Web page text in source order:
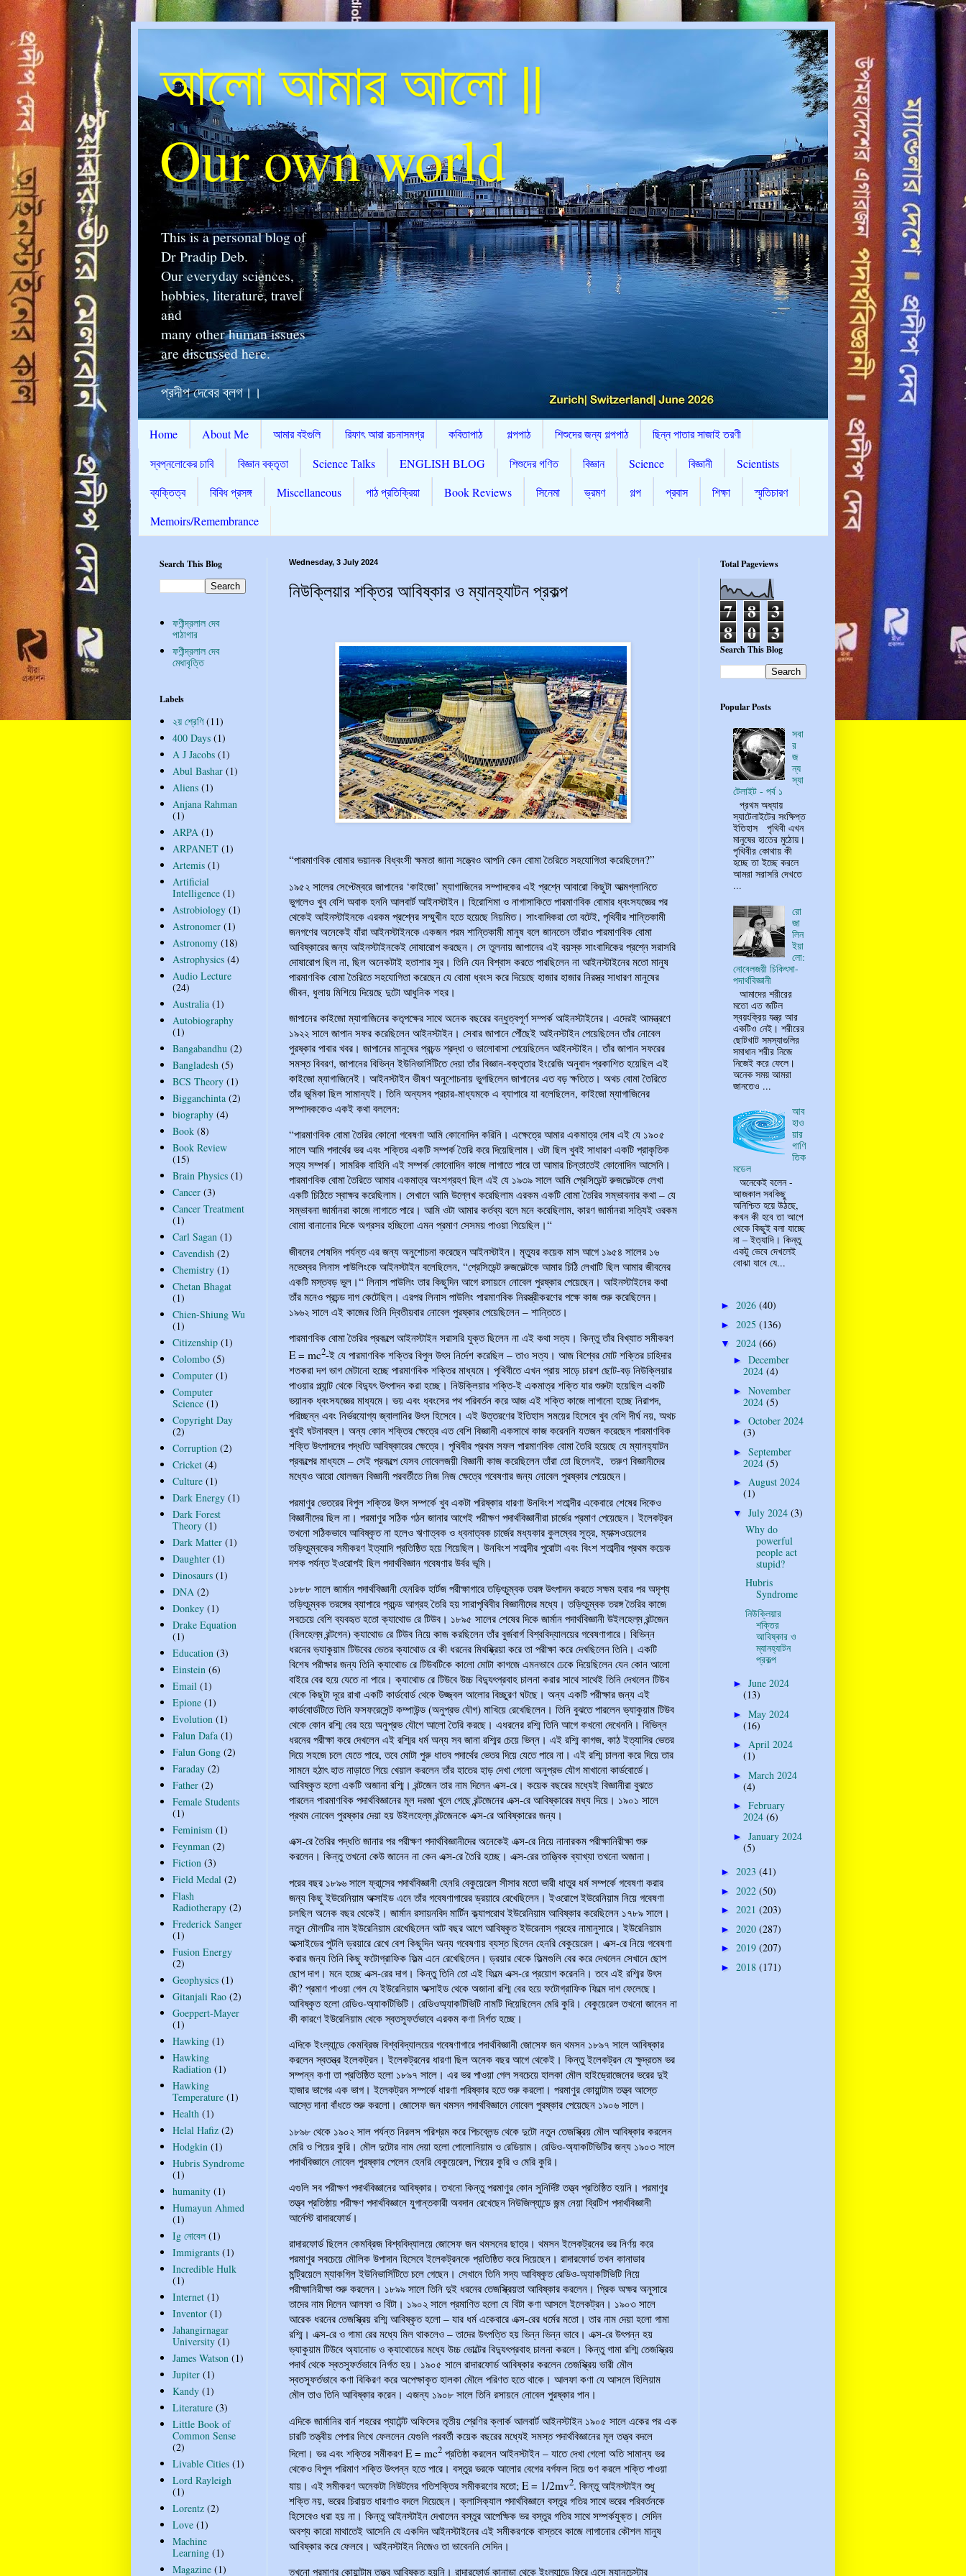
আলো আমার আলো ||
Our own world
This is a personal blog of
Dr Pradip Deb.
Our everyday sciences,
hobbies, literature, travel
and
many other human issues
are discussed here.
প্রদীপ দেবের ব্লগ।।
Home About Me আমার বইগুলি রিফাৎ আরা রচনাসমগ্র কবিতাপাঠ গল্পপাঠ শিশুদের জন্য গল্পপাঠ
ছিন্ন পাতার সাজাই তরণী
স্বপ্নলোকের চাবি
বিজ্ঞান বক্তৃতা Science Talks ENGLISH BLOG শিশুদের গণিত বিজ্ঞান Science বিজ্ঞানী
Scientists
ব্যক্তিত্ব
বিবিধ প্রসঙ্গ Miscellaneous পাঠ প্রতিক্রিয়া Book Reviews সিনেমা ভ্রমণ গল্প প্রবাস শিক্ষা
স্মৃতিচারণ
Memoirs/Remembrance
Wednesday, 3 July 2024
নিউক্লিয়ার শক্তির আবিষ্কার ও ম্যানহ্যাটন প্রকল্প
“পারমাণবিক বোমার ভয়ানক বিধ্বংসী ক্ষমতা জানা সত্ত্বেও আপনি কেন বোমা তৈরিতে সহযোগিতা করেছিলেন?”
১৯৫২ সালের সেপ্টেম্বরে জাপানের ‘কাইজো’ ম্যাগাজিনের সম্পাদকের এই প্রশ্নে আবারো কিছুটা আত্মগ্লানিতে
ভুগলেও খুব বেশি অবাক হননি আলবার্ট আইনস্টাইন। হিরোশিমা ও নাগাসাকিতে পারমাণবিক বোমার ধ্বংসযজ্ঞের পর
থেকেই আইনস্টাইনকে এরকম প্রশ্নের সম্মুখীন হতে হয়েছে নিয়মিত। সাংবাদিকরা তো বটেই, পৃথিবীর শান্তিকামী
জনগণের অনেকেই যাঁরা আইনস্টাইনকে একজন পরম শান্তিকামী মানুষ বলে জানতেন তাঁরাও পারমাণবিক বোমা
আবিষ্কারের জন্য আইনস্টাইনকেই দোষারোপ করছেন। সে তুলনায় জাপানের এই বয়স্ক সাংবাদিকের প্রশ্নে সরাসরি
দোষারোপ ছিল না, ছিল অনেকটাই হতাশার সুর। তিনি যেন বিশ্বাস করতে পারছিলেন না আইনস্টাইনের মতো মানুষ
পারমাণবিক বোমা তৈরিতে সহযোগিতা করেছেন যে বোমা ধ্বংস করে দিয়েছে হাজার হাজার নিরস্ত্র সাধারণ মানুষের
জীবন, ধুলায় মিশিয়ে দিয়েছে দুটো আধুনিক শহর।
জাপানের কাইজো ম্যাগাজিনের কতৃপক্ষের সাথে অনেক বছরের বন্ধুত্বপূর্ণ সম্পর্ক আইনস্টাইনের। এদেরই আমন্ত্রণে
১৯২২ সালে জাপান সফর করেছিলেন আইনস্টাইন। সেবার জাপানে পৌঁছেই আইনস্টাইন পেয়েছিলেন তাঁর নোবেল
পুরষ্কার পাবার খবর। জাপানের মানুষের প্রচন্ড শ্রদ্ধা ও ভালোবাসা পেয়েছিলেন আইনস্টাইন। তাঁর জাপান সফরের
সমস্ত বিবরণ, জাপানের বিভিন্ন ইউনিভার্সিটিতে দেয়া তাঁর বিজ্ঞান-বক্তৃতার ইংরেজি অনুবাদ প্রকাশিত হয়েছিল এই
কাইজো ম্যাগাজিনেই। আইনস্টাইন ভীষণ অনুশোচনায় ভুগছিলেন জাপানের এত বড় ক্ষতিতে। অথচ বোমা তৈরিতে
তাঁর ভূমিকা ছিল সামান্যই। তিনি অন্যসব প্রচার-মাধ্যমকে এ ব্যাপারে যা বলেছিলেন, কাইজো ম্যাগাজিনের
সম্পাদককেও একই কথা বললেন:
“পারমাণবিক বোমা তৈরির কোনো গবেষণা আমি কোনোদিন করিনি। এক্ষেত্রে আমার একমাত্র দোষ এই যে ১৯০৫
সালে আমি পদার্থের ভর এবং শক্তির একটি সম্পর্ক তৈরি করে দিয়েছিলাম। ওটা ছিল খুবই সাধারণ একটি প্রাকৃতিক
সত্য সম্পর্ক। সামরিক বাহিনি এই সম্পর্ক কোনোদিন কাজে লাগাতে পারে তা আমার চিন্তাতেই কোনোদিন আসেনি।
পারমাণবিক বোমা তৈরিতে আমার একমাত্র অংশগ্রহণ ছিল এই যে ১৯৩৯ সালে আমি প্রেসিডেন্ট রুজভেল্টকে লেখা
একটি চিঠিতে স্বাক্ষর করেছিলাম। সেখানে আমি উল্লেখ করেছিলাম এরকম একটি বোমা তৈরির সম্ভাবনার কথা – যে
সম্ভাবনা জার্মানরা কাজে লাগাতে পারে। আমি ওটা আমার কর্তব্য বলে মনে করেছিলাম, কারণ জার্মানরা সত্যিই ওরকম
বোমা বানানোর দিকে অগ্রসর হচ্ছিলো এমন প্রমাণ সেসময় পাওয়া গিয়েছিল।“
জীবনের শেষদিন পর্যন্ত এর জন্য অনুশোচনা করেছেন আইনস্টাইন। মৃত্যুর কয়েক মাস আগে ১৯৫৪ সালের ১৬
নভেম্বর লিনাস পাউলিংকে আইনস্টাইন বলেছিলেন, “প্রেসিডেন্ট রুজভেল্টকে আমার চিঠি লেখাটি ছিল আমার জীবনের
একটি মস্তবড় ভুল।“ লিনাস পাউলিং তার কিছুদিন আগে রসায়নে নোবেল পুরষ্কার পেয়েছেন। আইনস্টাইনের কথা
তাঁর মনেও প্রচন্ড দাগ কেটেছিল। এরপর লিনাস পাউলিং পারমাণবিক নিরস্ত্রীকরণের পক্ষে কাজ শুরু করেছিলেন।
১৯৬২ সালে এই কাজের তিনি দ্বিতীয়বার নোবেল পুরষ্কার পেয়েছিলেন – শান্তিতে।
পারমাণবিক বোমা তৈরির প্রকল্পে আইনস্টাইন সরাসরি যুক্ত ছিলেন না এই কথা সত্য। কিন্তু তাঁর বিখ্যাত সমীকরণ
E = mc2-ই যে পারমাণবিক শক্তির বিপুল উৎস নির্দেশ করেছিল – তাও সত্য। আজ বিশ্বের মোট শক্তির চাহিদার
শতকরা দশ ভাগ মেটানো হচ্ছে পারমাণবিক শক্তির মাধ্যমে। পৃথিবীতে এখন প্রায় সাড়ে চারশ ছোট-বড় নিউক্লিয়ার
পাওয়ার প্ল্যান্ট থেকে বিদ্যুৎ উৎপাদন করা হচ্ছে। নিউক্লিয়ার শক্তি-ই একমাত্র শক্তি যার শুরুটা হয়েছিল একটি
ভয়ানক ধ্বংসযজ্ঞের মাধ্যমে। ভয় এবং ধ্বংসের পথ পরিবর্তন করে আজ এই শক্তি কাজে লাগানো হচ্ছে নিরাপদ,
পরিচ্ছন্ন এবং নির্ভরযোগ্য জ্বালানির উৎস হিসেবে। এই উত্তরণের ইতিহাস সময়ের হিসেবে খুব বেশি দীর্ঘ নয়, অথচ
খুবই ঘটনাবহুল। অন্য কোন শক্তির ক্ষেত্রে এত বেশি বিজ্ঞানী একসাথে কাজ করেননি যতজন করেছেন পারমাণবিক
শক্তি উৎপাদনের পদ্ধতি আবিষ্কারের ক্ষেত্রে। পৃথিবীর প্রথম সফল পারমাণবিক বোমা তৈরি হয়েছে যে ম্যানহ্যাটন
প্রকল্পের মাধ্যমে – সেই প্রকল্পে যেসব নোবেলজয়ী বিজ্ঞানী কাজ করেছিলেন তাঁরা তো ছিলেনই, তরুণ বিজ্ঞানীদের
মধ্যেও আরো ষোলজন বিজ্ঞানী পরবর্তীতে নিজ নিজ ক্ষেত্রে গবেষণার জন্য নোবেল পুরষ্কার পেয়েছেন।
পরমাণুর ভেতরের বিপুল শক্তির উৎস সম্পর্কে খুব একটা পরিষ্কার ধারণা উনবিংশ শতাব্দীর একেবারে শেষের দিকেও
বিজ্ঞানীদের ছিল না। পরমাণুর সঠিক গঠন জানার আগেই পরীক্ষণ পদার্থবিজ্ঞানীরা চার্জের প্রমাণ পেয়েছেন। ইলেকট্রন
তখনো সঠিকভাবে আবিষ্কৃত না হলেও ঋণাত্বক ও ধ্বনাত্বক চার্জের মধ্যকার কুলম্বের সূত্র, ম্যাক্সওয়েলের
তড়িৎচুম্বকের সমীকরণ ইত্যাদি প্রতিষ্ঠিত হয়ে গিয়েছিল। উনবিংশ শতাব্দীর পুরোটা এবং বিংশ শতাব্দীর প্রথম কয়েক
দশক পর্যন্ত ইওরোপই ছিল পদার্থবিজ্ঞান গবেষণার উর্বর ভূমি।
১৮৮৮ সালে জার্মান পদার্থবিজ্ঞানী হেনরিক হার্টজ পরীক্ষাগারে তড়িৎচুম্বক তরঙ্গ উৎপাদন করতে সক্ষম হবার পর অদৃশ্য
তড়িৎচুম্বক তরঙ্গের ব্যাপারে প্রচন্ড আগ্রহ তৈরি হয় সারাপৃথিবীর বিজ্ঞানীদের মধ্যে। তড়িৎচুম্বক তরঙ্গ তৈরির কাজে
সবচেয়ে বেশি ব্যবহৃত হতো ক্যাথোড রে টিউব। ১৮৯৫ সালের শেষের দিকে জার্মান পদার্থবিজ্ঞানী উইলহেল্‌ম রন্টজেন
(বিলহেল্‌ম রন্টগেন) ক্যাথোড রে টিউব নিয়ে কাজ করছিলেন তাঁর বুর্জবার্গ বিশ্ববিদ্যালয়ের গবেষণাগারে। বিভিন্ন
ধরনের ভ্যাকুয়াম টিউবের ভেতর ক্যাথোড রে কী ধরনের মিথষ্ক্রিয়া করে তা পরীক্ষা করে দেখছিলেন তিনি। একটি
বিশেষ পরীক্ষার জন্য তিনি ক্যাথোড রে টিউবটিকে কালো মোটা কাগজে এমনভাবে ঢেকে দিয়েছিলেন যেন কোন আলো
বাইরে বের হয়ে যেতে না পারে। ক্যাথোড রে টিউবে উচ্চ বিদ্যুৎপ্রবাহ চালনা করার সাথে সাথেই তিনি দেখলেন টিউব
থেকে কিছুটা দূরে রাখা একটি কার্ডবোর্ড থেকে উজ্জ্বল আলোর বিচ্ছুরণ ঘটছে। অন্য একটি পরীক্ষার জন্য এই
কার্ডবোর্ডটিতে তিনি ফসফরেসেন্ট কম্পাউন্ড (অনুপ্রভ যৌগ) মাখিয়ে রেখেছিলেন। তিনি বুঝতে পারলেন ভ্যাকুয়াম টিউব
থেকে কোন রশ্মি বের হয়ে অনুপ্রভ যৌগে আলো তৈরি করছে। এধরনের রশ্মি তিনি আগে কখনো দেখেননি। বিভিন্ন
ধরনের পরীক্ষা করে দেখলেন এই রশ্মির ধর্ম অন্য সব জানা রশ্মির চেয়ে ভিন্ন। এই রশ্মি কাগজ, কাঠ ইত্যাদির ভেতর
দিয়ে সহজে চলে যেতে পারে, তবে মোটা পুরু ধাতব পদার্থের ভেতর দিয়ে যেতে পারে না। এই রশ্মি চালনা করে দিয়ে তার
সামনে হঠাৎ হাত নাড়াতে গিয়ে খেয়াল করলেন তাঁর হাতের হাড় দেখা গেলো অনুপ্রভ যৌগ মাখানো কার্ডবোর্ডে।
আবিষ্কৃত হলো একটি অজানা রশ্মি। রন্টজেন তার নাম দিলেন এক্স-রে। কয়েক বছরের মধ্যেই বিজ্ঞানীরা বুঝতে
পারলেন পারমাণবিক পদার্থবিজ্ঞানের মূল দরজা খুলে গেছে রন্টজেনের এক্স-রে আবিষ্কারের মধ্য দিয়ে। ১৯০১ সালে
প্রথম নোবেল পুরষ্কার দেয়া হয় উইলহেল্‌ম রন্টজেনকে এক্স-রে আবিষ্কারের জন্য।
এক্স-রে তৈরির পদ্ধতি জানার পর পরীক্ষণ পদার্থবিজ্ঞানীদের অনেকেই এক্স-রে নিয়ে নানারকম পরীক্ষানিরীক্ষা শুরু
করলেন। কিন্তু তখনো কেউ জানেন না কেন এক্স-রে তৈরি হচ্ছে। এক্স-রের তাত্ত্বিক ব্যাখ্যা তখনো অজানা।
পরের বছর ১৮৯৬ সালে ফ্রান্সের পদার্থবিজ্ঞানী হেনরি বেকুয়েরেল সীসার মতো ভারী ধাতুর ধর্ম সম্পর্কে গবেষণা করার
জন্য কিছু ইউরেনিয়াম অক্সাইড এনে তাঁর গবেষণাগারের ড্রয়ারে রেখেছিলেন। ইওরোপে ইউরেনিয়াম নিয়ে গবেষণা
চলছিল অনেক বছর থেকেই। জার্মান রসায়নবিদ মার্টিন ক্ল্যাপরোথ ইউরেনিয়াম আবিষ্কার করেছিলেন ১৭৮৯ সালে।
নতুন মৌলটির নাম ইউরেনিয়াম রেখেছিলেন আট বছর আগে আবিষ্কৃত ইউরেনাস গ্রহের নামানুসারে। ইউরেনিয়াম
অক্সাইডের পুটলি ড্রয়ারে রেখে বেশ কিছুদিন অন্য গবেষণায় ব্যস্ত ছিলেন হেনরি বেকুয়েরেল। এক্স-রে নিয়ে গবেষণা
করার জন্য তিনি কিছু ফটোগ্রাফিক ফিল্ম এনে রেখেছিলেন। ড্রয়ার থেকে ফিল্মগুলি বের করে দেখলেন সেখানে ছোপ
ছোপ দাগ। মনে হচ্ছে এক্স-রের দাগ। কিন্তু তিনি তো এই ফিল্মে এক্স-রে প্রয়োগ করেননি। তবে এই রশ্মির উৎস
কী? প্রমাণ পাওয়া গেল যে ইউরেনিয়াম অক্সাইড থেকে অজানা রশ্মি বের হয়ে ফটোগ্রাফিক ফিল্মে দাগ ফেলেছে।
আবিষ্কৃত হলো রেডিও-অ্যাকটিভিটি। রেডিওঅ্যাকটিভিটি নামটি দিয়েছিলেন মেরি কুরি। বেকুয়েরেল তখনো জানেন না
কী কারণে ইউরেনিয়াম থেকে স্বতস্ফূর্তভাবে এরকম কণা নির্গত হচ্ছে।
এদিকে ইংল্যান্ডে কেমব্রিজ বিশ্ববিদ্যালয়ের গবেষণাগারে পদার্থবিজ্ঞানী জোসেফ জন থমসন ১৮৯৭ সালে আবিষ্কার
করলেন স্বতন্ত্র ইলেকট্রন। ইলেকট্রনের ধারণা ছিল অনেক বছর আগে থেকেই। কিন্তু ইলেকট্রন যে ক্ষুদ্রতম ভর
সম্পন্ন কণা তা প্রতিষ্ঠিত হলো ১৮৯৭ সালে। এর ভর পাওয়া গেল সবচেয়ে হালকা মৌল হাইড্রোজেনের ভরের দুই
হাজার ভাগের এক ভাগ। ইলেকট্রন সম্পর্কে ধারণা পরিষ্কার হতে শুরু করলো। পরমাণুর কোয়ান্টাম তত্ত্ব আস্তে
আস্তে দানা বাঁধতে শুরু করলো। জোসেফ জন থমসন পদার্থবিজ্ঞানে নোবেল পুরষ্কার পেয়েছেন ১৯০৬ সালে।
১৮৯৮ থেকে ১৯০২ সাল পর্যন্ত নিরলস পরিশ্রম করে পিচব্লেন্ড থেকে দুটো নতুন তেজস্ক্রিয় মৌল আবিষ্কার করলেন
মেরি ও পিয়ের কুরি। মৌল দুটোর নাম দেয়া হলো পোলোনিয়াম ও রেডিয়াম। রেডিও-অ্যাকটিভিটির জন্য ১৯০৩ সালে
পদার্থবিজ্ঞানে নোবেল পুরষ্কার পেলেন হেনরি বেকুয়েরেল, পিয়ের কুরি ও মেরি কুরি।
এগুলি সব পরীক্ষণ পদার্থবিজ্ঞানের আবিষ্কার। তখনো কিন্তু পরমাণুর কোন সুনির্দিষ্ট তত্ত্ব প্রতিষ্ঠিত হয়নি। পরমাণুর
তত্ত্ব প্রতিষ্ঠায় পরীক্ষণ পদার্থবিজ্ঞানে যুগান্তকারী অবদান রেখেছেন নিউজিল্যান্ডে জন্ম নেয়া ব্রিটিশ পদার্থবিজ্ঞানী
আর্নেস্ট রাদারফোর্ড।
রাদারফোর্ড ছিলেন কেমব্রিজ বিশ্ববিদ্যালয়ে জোসেফ জন থমসনের ছাত্র। থমসন ইলেকট্রনের ভর নির্ণয় করে
পরমাণুর সবচেয়ে মৌলিক উপাদান হিসেবে ইলেকট্রনকে প্রতিষ্ঠিত করে দিয়েছেন। রাদারফোর্ড তখন কানাডার
মন্ট্রিয়েলে ম্যাকগিল ইউনিভার্সিটিতে চলে গেছেন। সেখানে তিনি সদ্য আবিষ্কৃত রেডিও-অ্যাকটিভিটি নিয়ে
পরীক্ষানিরীক্ষা শুরু করলেন। ১৮৯৯ সালে তিনি দুই ধরনের তেজস্ক্রিয়তা আবিষ্কার করলেন। গ্রিক অক্ষর অনুসারে
তাদের নাম দিলেন আলফা ও বিটা। ১৯০২ সালে প্রমাণিত হলো যে বিটা কণা আসলে ইলেকট্রন। ১৯০৩ সালে
আরেক ধরনের তেজস্ক্রিয় রশ্মি আবিষ্কৃত হলো – যার ধর্ম একেবারে এক্স-রের ধর্মের মতো। তার নাম দেয়া হলো গামা
রশ্মি। এক্স-রে ও গামা রের মধ্যে মিল থাকলেও – তাদের উৎপত্তি হয় ভিন্ন ভিন্ন ভাবে। এক্স-রে উৎপন্ন হয়
ভ্যাকুয়াম টিউবে অ্যানোড ও ক্যাথোডের মধ্যে উচ্চ ভোল্টের বিদ্যুৎপ্রবাহ চালনা করলে। কিন্তু গামা রশ্মি তেজস্ক্রিয়
পদার্থ থেকে স্বতস্ফূর্তভাবে নির্গত হয়। ১৯০৫ সালে রাদারফোর্ড আবিষ্কার করলেন তেজস্ক্রিয় ভারী মৌল
স্বতস্ফূর্তভাবে কণা বিকিরণ করে অপেক্ষাকৃত হালকা মৌলে পরিণত হতে থাকে। আলফা কণা যে আসলে হিলিয়াম
মৌল তাও তিনি আবিষ্কার করেন। এজন্য ১৯০৮ সালে তিনি রসায়নে নোবেল পুরষ্কার পান।
এদিকে জার্মানির বার্ন শহরের প্যাটেন্ট অফিসের তৃতীয় শ্রেণির ক্লার্ক আলবার্ট আইনস্টাইন ১৯০৫ সালে একের পর এক
চারটি তত্ত্বীয় পেপার লিখে ফেললেন যেগুলি পরবর্তী কয়েক বছরের মধ্যেই সমস্ত পদার্থবিজ্ঞানের মূল তত্ত্ব বদলে
দিলো। ভর এবং শক্তির সমীকরণ E = mc2 প্রতিষ্ঠা করলেন আইনস্টাইন – যাতে দেখা গেলো অতি সামান্য ভর
থেকেও বিপুল পরিমাণ শক্তি উৎপন্ন হতে পারে। বস্তুর ভরকে আলোর বেগের বর্গফল দিয়ে গুণ করলে শক্তি পাওয়া
যায়। এই সমীকরণ অনেকটা নিউটনের গতিশক্তির সমীকরণের মতো; E = 1/2mv2. কিন্তু আইনস্টাইন শুধু
শক্তি নয়, ভরের চিরায়ত ধারণাও বদলে দিয়েছেন। ক্লাসিক্যাল পদার্থবিজ্ঞানে বস্তুর গতির সাথে ভরের পরিবর্তনকে
হিসেবেও ধরা হয় না। কিন্তু আইনস্টাইন দেখালেন বস্তুর আপেক্ষিক ভর বস্তুর গতির সাথে সম্পর্কযুক্ত। সেদিন
অবশ্য কারো মাথাতেই আসেনি যে একদিন আইনস্টাইনের এই সমীকরণকে বাস্তবে কাজে লাগানোর কৌশল মানুষ
আবিষ্কার করে ফেলবে। আইনস্টাইন নিজেও তা ভাবেননি সেদিন।
তখনো পরমাণুর কোয়ান্টাম তত্ত্ব আবিষ্কৃত হয়নি। রাদারফোর্ড কানাডা থেকে ইংল্যান্ডে ফিরে এসে ম্যানচেস্টার
Search This Blog
ফণীন্দ্রলাল দেব
পাঠাগার
ফণীন্দ্রলাল দেব
মেধাবৃত্তি
Labels
২য় শ্রেণি (11)
400 Days (1)
A J Jacobs (1)
Abul Bashar (1)
Aliens (1)
Anjana Rahman
(1)
ARPA (1)
ARPANET (1)
Artemis (1)
Artificial
Intelligence (1)
Astrobiology (1)
Astronomer (1)
Astronomy (18)
Astrophysics (4)
Audio Lecture
(24)
Australia (1)
Autobiography
(1)
Bangabandhu (2)
Bangladesh (5)
BCS Theory (1)
Bigganchinta (2)
biography (4)
Book (8)
Book Review
(15)
Brain Physics (1)
Cancer (3)
Cancer Treatment
(1)
Carl Sagan (1)
Cavendish (2)
Chemistry (1)
Chetan Bhagat
(1)
Chien-Shiung Wu
(1)
Citizenship (1)
Colombo (5)
Computer (1)
Computer
Science (1)
Copyright Day
(2)
Corruption (2)
Cricket (4)
Culture (1)
Dark Energy (1)
Dark Forest
Theory (1)
Dark Matter (1)
Daughter (1)
Dinosaurs (1)
DNA (2)
Donkey (1)
Drake Equation
(1)
Education (3)
Einstein (6)
Email (1)
Epione (1)
Evolution (1)
Falun Dafa (1)
Falun Gong (2)
Faraday (2)
Father (2)
Female Students
(1)
Feminism (1)
Feynman (2)
Fiction (3)
Field Medal (2)
Flash
Radiotherapy (2)
Frederick Sanger
(1)
Fusion Energy
(2)
Geophysics (1)
Gitanjali Rao (2)
Goeppert-Mayer
(1)
Hawking (1)
Hawking
Radiation (1)
Hawking
Temperature (1)
Health (1)
Helal Hafiz (2)
Hodgkin (1)
Hubris Syndrome
(1)
humanity (1)
Humayun Ahmed
(1)
Ig নোবেল (1)
Immigrants (1)
Incredible Hulk
(1)
Internet (1)
Inventor (1)
Jahangirnagar
University (1)
James Watson (1)
Jupiter (1)
Kandy (1)
Literature (3)
Little Book of
Common Sense
(2)
Livable Cities (1)
Lord Rayleigh
(1)
Lorentz (2)
Love (1)
Machine
Learning (1)
Magazine (1)
Total Pageviews
7 8 3
8 0 3
Search This Blog
Popular Posts
সবা
র
জ
ন্য
স্যা
টেলাইট - পর্ব ১
প্রথম অধ্যায়
স্যাটেলাইটের সংক্ষিপ্ত
ইতিহাস পৃথিবী এখন
মানুষের হাতের মুঠোয়।
পৃথিবীর কোথায় কী
হচ্ছে তা ইচ্ছে করলে
আমরা সরাসরি দেখতে
...
রো
জা
লিন
ইয়া
লো:
নোবেলজয়ী চিকিৎসা-
পদার্থবিজ্ঞানী
আমাদের শরীরের
মতো এত জটিল
স্বয়ংক্রিয় যন্ত্র আর
একটিও নেই। শরীরের
ছোটখাট সমস্যাগুলির
সমাধান শরীর নিজে
নিজেই করে ফেলে।
অনেক সময় আমরা
জানতেও ...
আব
হাও
য়ার
গাণি
তিক
মডেল
অনেকেই বলেন -
আজকাল সবকিছু
অনিশ্চিত হয়ে উঠছে,
কখন কী হবে তা আগে
থেকে কিছুই বলা যাচ্ছে
না – ইত্যাদি। কিন্তু
একটু ভেবে দেখলেই
বোঝা যাবে যে...
► 2026 (40)
► 2025 (136)
▼ 2024 (66)
► December
2024 (4)
► November
2024 (5)
► October 2024
(3)
► September
2024 (5)
► August 2024
(1)
▼ July 2024 (3)
Why do
powerful
people act
stupid?
Hubris
Syndrome
নিউক্লিয়ার
শক্তির
আবিষ্কার ও
ম্যানহ্যাটন
প্রকল্প
► June 2024
(13)
► May 2024
(16)
► April 2024
(1)
► March 2024
(4)
► February
2024 (6)
► January 2024
(5)
► 2023 (41)
► 2022 (50)
► 2021 (203)
► 2020 (287)
► 2019 (207)
► 2018 (171)